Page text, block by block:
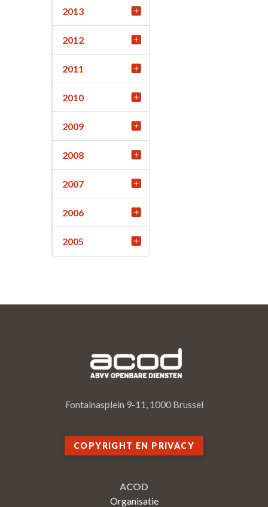
2013
2012
2011
2010
2009
2008
2007
2006
2005
Fontainasplein 9-11, 1000 Brussel
COPYRIGHT EN PRIVACY
ACOD
Organisatie